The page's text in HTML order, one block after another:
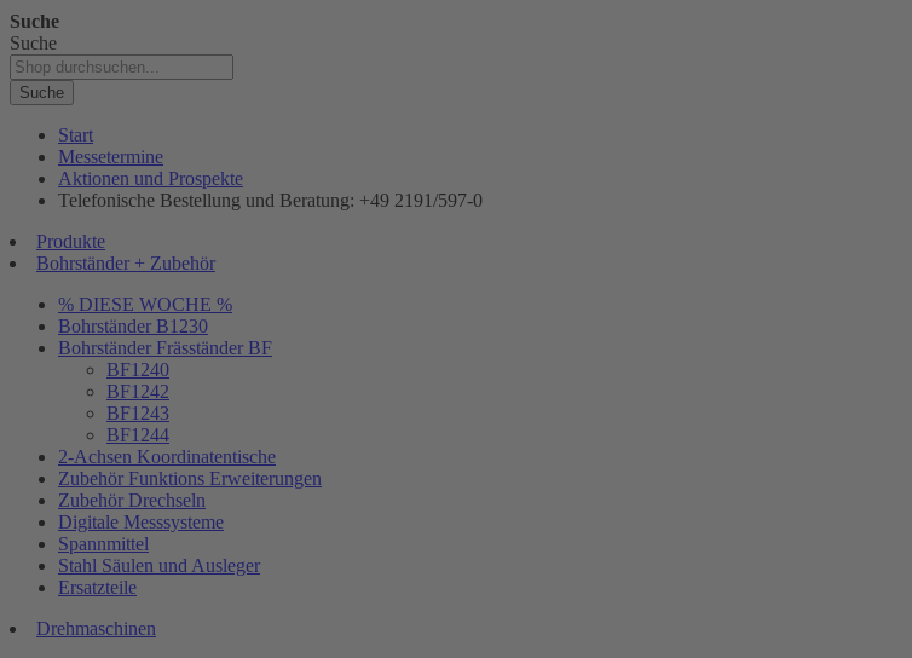
Suche
Suche
Suche
Start
Messetermine
Aktionen und Prospekte
Telefonische Bestellung und Beratung: +49 2191/597-0
Produkte
Bohrständer + Zubehör
% DIESE WOCHE %
Bohrständer B1230
Bohrständer Fräsständer BF
BF1240
BF1242
BF1243
BF1244
2-Achsen Koordinatentische
Zubehör Funktions Erweiterungen
Zubehör Drechseln
Digitale Messsysteme
Spannmittel
Stahl Säulen und Ausleger
Ersatzteile
Drehmaschinen